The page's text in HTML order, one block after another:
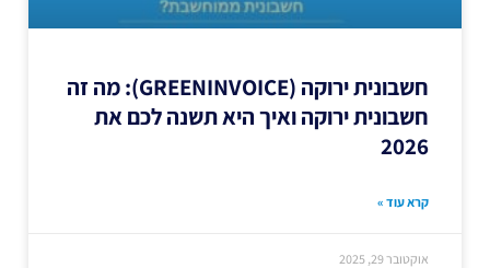
חשבונית ירוקה (GREENINVOICE): מה זה
חשבונית ירוקה ואיך היא תשנה לכם את
2026
קרא עוד »
אוקטובר 29, 2025